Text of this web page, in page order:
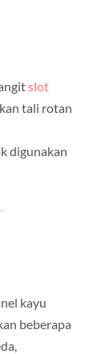
slot
tali rotan
digunakan
kayu
beberapa